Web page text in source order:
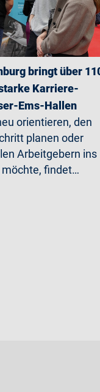
bringt über
Karriere-
Ems-Hallen
orientieren, den
planen oder
Arbeitgebern ins
findet…